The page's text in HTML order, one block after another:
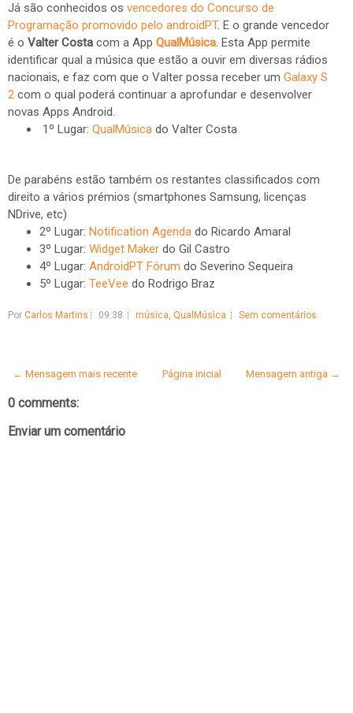
Já são conhecidos os vencedores do Concurso de
Programação promovido pelo androidPT. E o grande vencedor
é o Valter Costa com a App QualMúsica. Esta App permite
identificar qual a música que estão a ouvir em diversas rádios
nacionais, e faz com que o Valter possa receber um Galaxy S
2 com o qual poderá continuar a aprofundar e desenvolver
novas Apps Android.
1º Lugar: QualMúsica do Valter Costa
De parabéns estão também os restantes classificados com
direito a vários prémios (smartphones Samsung, licenças
NDrive, etc)
2º Lugar: Notification Agenda do Ricardo Amaral
3º Lugar: Widget Maker do Gil Castro
4º Lugar: AndroidPT Fórum do Severino Sequeira
5º Lugar: TeeVee do Rodrigo Braz
Por Carlos Martins 09:38 música, QualMúsica Sem comentários
← Mensagem mais recente Mensagem antiga →
Página inicial
0 comments:
Enviar um comentário